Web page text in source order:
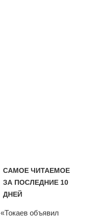
САМОЕ ЧИТАЕМОЕ
ЗА ПОСЛЕДНИЕ 10
ДНЕЙ
«Токаев объявил